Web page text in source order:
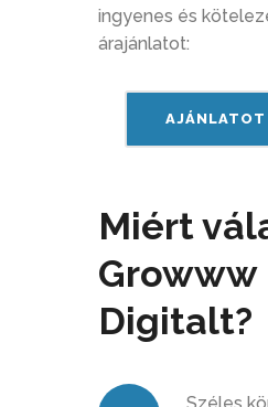
ingyenes és
árajánlatot:
AJÁNLATOT
Miért
Growww
Digitalt?